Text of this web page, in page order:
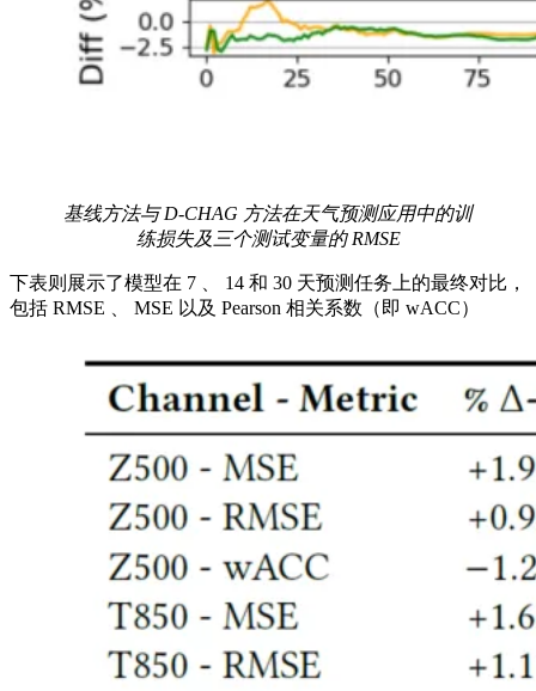
基线方法与 D-CHAG 方法在天气预测应用中的训
练损失及三个测试变量的 RMSE
下表则展示了模型在 7 、 14 和 30 天预测任务上的最终对比，
包括 RMSE 、 MSE 以及 Pearson 相关系数（即 wACC）